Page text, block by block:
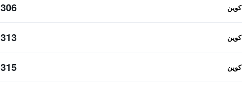
306 ﷼
313 ﷼
315 ﷼